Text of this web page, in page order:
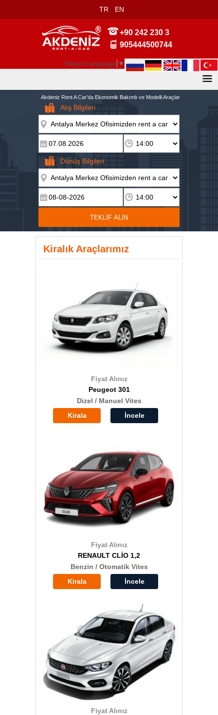
TR EN
+90 242 230 3
905444500744
Select Language ▼
Akdeniz Rent A Car'da Ekonomik Bakımlı ve Modelli Araçlar
Alış Bilgileri
Dönüş Bilgileri
Kiralık Araçlarımız
Fiyat Alınız
Peugeot 301
Dizel / Manuel Vites
Kirala
İncele
Fiyat Alınız
RENAULT CLİO 1,2
Benzin / Otomatik Vites
Kirala
İncele
Fiyat Alınız